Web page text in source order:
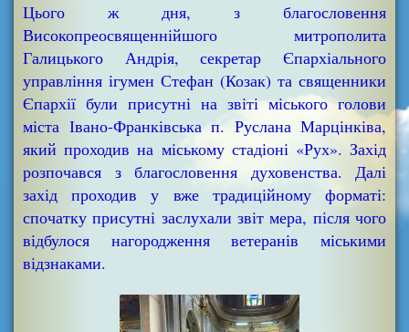
Цього ж дня, з благословення
Високопреосвященнійшого митрополита
Галицького Андрія, секретар Єпархіального
управління ігумен Стефан (Козак) та священники
Єпархії були присутні на звіті міського голови
міста Івано-Франківська п. Руслана Марцінківа,
який проходив на міському стадіоні «Рух». Захід
розпочався з благословення духовенства. Далі
захід проходив у вже традиційному форматі:
спочатку присутні заслухали звіт мера, після чого
відбулося нагородження ветеранів міськими
відзнаками.